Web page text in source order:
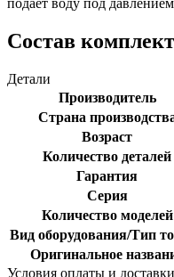
Состав
Детали
Производитель
Страна
Возраст
Количество деталей
Гарантия
Серия
Количество моделей
Вид оборудования/Тип
Оригинальное
Условия оплаты и доставки